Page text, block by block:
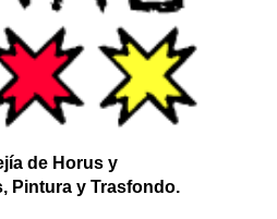
de Horus y
Pintura y Trasfondo.